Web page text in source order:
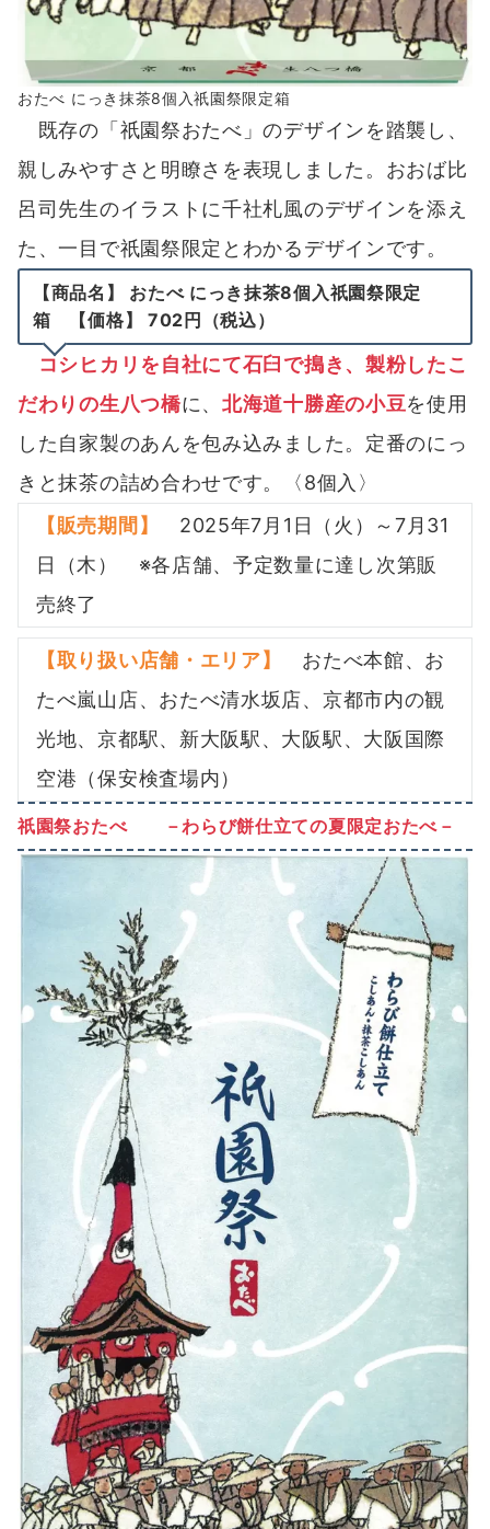
おたべ にっき抹茶8個入祇園祭限定箱
既存の「祇園祭おたべ」のデザインを踏襲し、
親しみやすさと明瞭さを表現しました。おおば比
呂司先生のイラストに千社札風のデザインを添え
た、一目で祇園祭限定とわかるデザインです。
【商品名】 おたべ にっき抹茶8個入祇園祭限定
箱 【価格】 702円（税込）
コシヒカリを自社にて石臼で搗き、製粉したこ
だわりの生八つ橋に、北海道十勝産の小豆を使用
した自家製のあんを包み込みました。定番のにっ
きと抹茶の詰め合わせです。〈8個入〉
【販売期間】
2025年7月1日（火）～7月31
日（木） ※各店舗、予定数量に達し次第販
売終了
【取り扱い店舗・エリア】
おたべ本館、お
たべ嵐山店、おたべ清水坂店、京都市内の観
光地、京都駅、新大阪駅、大阪駅、大阪国際
空港（保安検査場内）
祇園祭おたべ －わらび餅仕立ての夏限定おたべ－